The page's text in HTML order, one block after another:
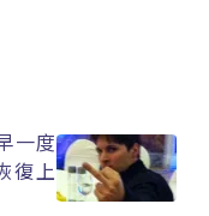
一度
復上